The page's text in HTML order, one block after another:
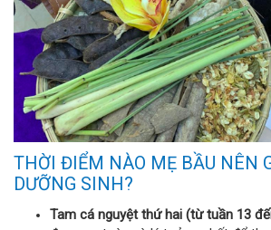
THỜI ĐIỂM NÀO MẸ BẦU NÊN
DƯỠNG SINH?
Tam cá nguyệt thứ hai (từ tuần 13